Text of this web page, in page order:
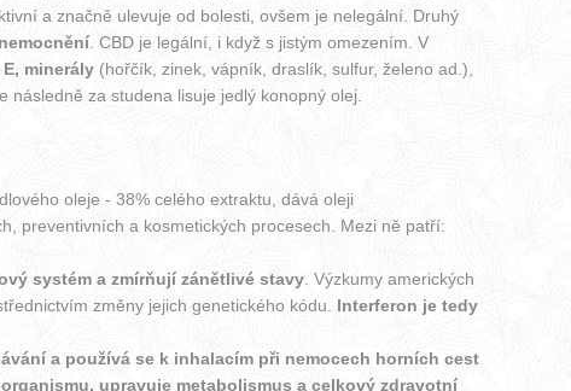
a značně ulevuje od bolesti, ovšem je nelegální. Druhý
. CBD je legální, i když s jistým omezením. V
minerály (hořčík, zinek, vápník, draslík, sulfur, želeno ad.),
za studena lisuje jedlý konopný olej.
oleje - 38% celého extraktu, dává oleji
preventivních a kosmetických procesech. Mezi ně patří:
systém a zmírňují zánětlivé stavy . Výzkumy amerických
změny jejich genetického kódu. Interferon je tedy
a používá se k inhalacím při nemocech horních cest
upravuje metabolismus a celkový zdravotní